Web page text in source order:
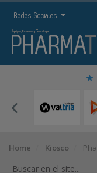
Redes Sociales
Home Kiosco